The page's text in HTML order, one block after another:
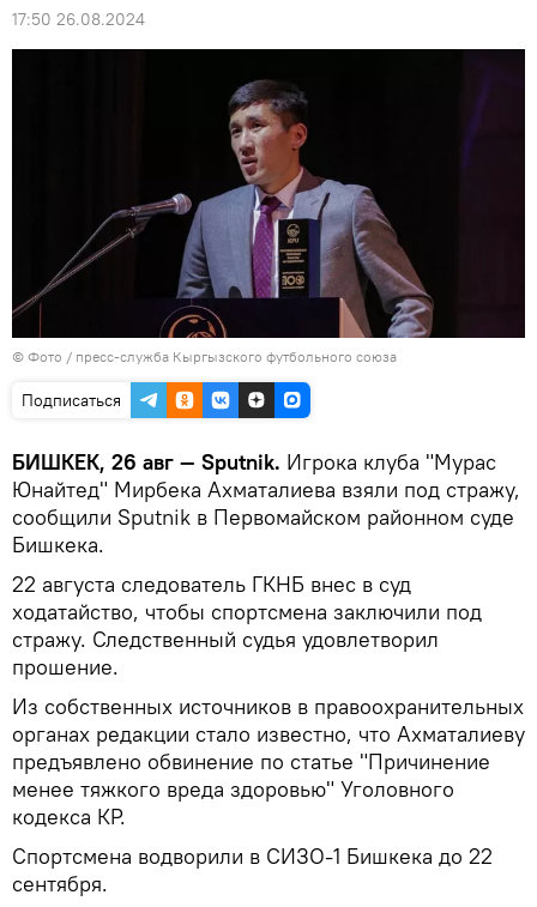
17:50 26.08.2024
© Фото / пресс-служба Кыргызского футбольного союза
Подписаться
БИШКЕК, 26 авг — Sputnik. Игрока клуба "Мурас
Юнайтед" Мирбека Ахматалиева взяли под стражу,
сообщили Sputnik в Первомайском районном суде
Бишкека.
22 августа следователь ГКНБ внес в суд
ходатайство, чтобы спортсмена заключили под
стражу. Следственный судья удовлетворил
прошение.
Из собственных источников в правоохранительных
органах редакции стало известно, что Ахматалиеву
предъявлено обвинение по статье "Причинение
менее тяжкого вреда здоровью" Уголовного
кодекса КР.
Спортсмена водворили в СИЗО-1 Бишкека до 22
сентября.